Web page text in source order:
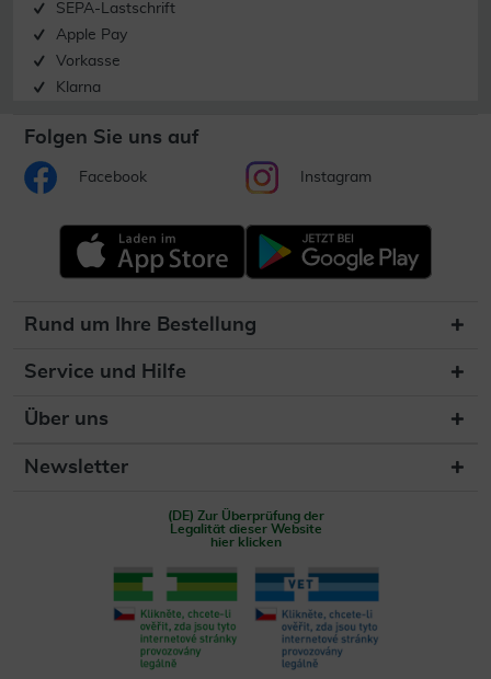
SEPA-Lastschrift
Apple Pay
Vorkasse
Klarna
Folgen Sie uns auf
Facebook Instagram
Rund um Ihre Bestellung
Service und Hilfe
Über uns
Newsletter
(DE) Zur Überprüfung der
Legalität dieser Website
hier klicken